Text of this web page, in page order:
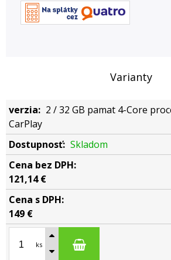
Varianty
2 / 32 GB pamat 4-Core
CarPlay
Skladom
121,14 €
149 €
ks